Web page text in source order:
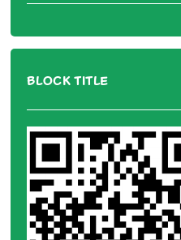
BLOCK TITLE